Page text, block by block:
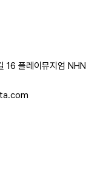
16 플레이뮤지엄 NHN